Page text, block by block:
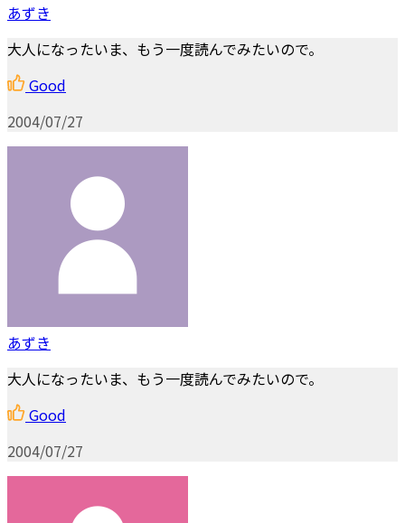
あずき
大人になったいま、もう一度読んでみたいので。
Good
2004/07/27
あずき
大人になったいま、もう一度読んでみたいので。
Good
2004/07/27